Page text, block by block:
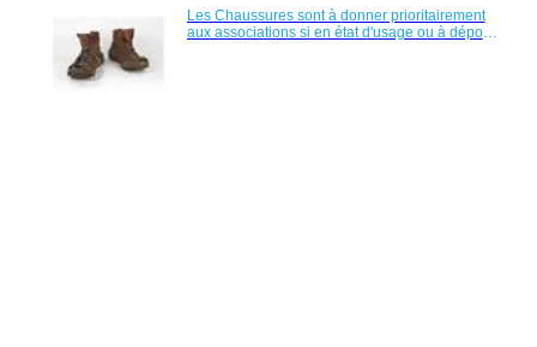
Les Chaussures sont à donner prioritairement
aux associations si en état d'usage ou à déposer